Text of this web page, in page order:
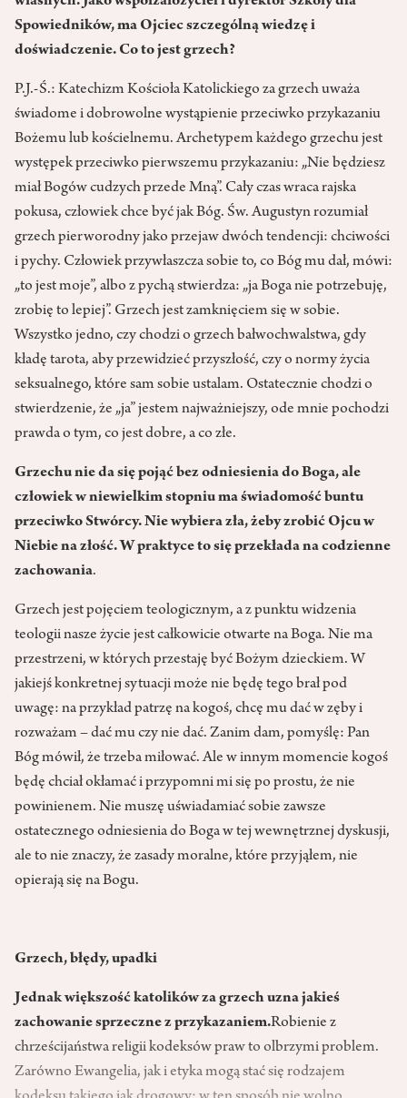
Spowiedników, ma Ojciec szczególną wiedzę i
doświadczenie. Co to jest grzech?
P.J.-Ś.: Katechizm Kościoła Katolickiego za grzech uważa
świadome i dobrowolne wystąpienie przeciwko przykazaniu
Bożemu lub kościelnemu. Archetypem każdego grzechu jest
występek przeciwko pierwszemu przykazaniu: „Nie będziesz
miał Bogów cudzych przede Mną”. Cały czas wraca rajska
pokusa, człowiek chce być jak Bóg. Św. Augustyn rozumiał
grzech pierworodny jako przejaw dwóch tendencji: chciwości
i pychy. Człowiek przywłaszcza sobie to, co Bóg mu dał, mówi:
„to jest moje”, albo z pychą stwierdza: „ja Boga nie potrzebuję,
zrobię to lepiej”. Grzech jest zamknięciem się w sobie.
Wszystko jedno, czy chodzi o grzech bałwochwalstwa, gdy
kładę tarota, aby przewidzieć przyszłość, czy o normy życia
seksualnego, które sam sobie ustalam. Ostatecznie chodzi o
stwierdzenie, że „ja” jestem najważniejszy, ode mnie pochodzi
prawda o tym, co jest dobre, a co złe.
Grzechu nie da się pojąć bez odniesienia do Boga, ale
człowiek w niewielkim stopniu ma świadomość buntu
przeciwko Stwórcy. Nie wybiera zła, żeby zrobić Ojcu w
Niebie na złość. W praktyce to się przekłada na codzienne
zachowania.
Grzech jest pojęciem teologicznym, a z punktu widzenia
teologii nasze życie jest całkowicie otwarte na Boga. Nie ma
przestrzeni, w których przestaję być Bożym dzieckiem. W
jakiejś konkretnej sytuacji może nie będę tego brał pod
uwagę: na przykład patrzę na kogoś, chcę mu dać w zęby i
rozważam – dać mu czy nie dać. Zanim dam, pomyślę: Pan
Bóg mówił, że trzeba miłować. Ale w innym momencie kogoś
będę chciał okłamać i przypomni mi się po prostu, że nie
powinienem. Nie muszę uświadamiać sobie zawsze
ostatecznego odniesienia do Boga w tej wewnętrznej dyskusji,
ale to nie znaczy, że zasady moralne, które przyjąłem, nie
opierają się na Bogu.
Grzech, błędy, upadki
Jednak większość katolików za grzech uzna jakieś
zachowanie sprzeczne z przykazaniem.Robienie z
chrześcijaństwa religii kodeksów praw to olbrzymi problem.
Zarówno Ewangelia, jak i etyka mogą stać się rodzajem